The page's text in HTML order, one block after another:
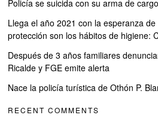
Policía se suicida con su arma de cargo
Llega el año 2021 con la esperanza
protección son los hábitos de higiene:
Después de 3 años familiares
Ricalde y FGE emite alerta
Nace la policía turística de Othón P.
RECENT COMMENTS